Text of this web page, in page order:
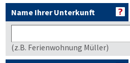
Name Ihrer Unterkunft
(z.B. Ferienwohnung Müller)